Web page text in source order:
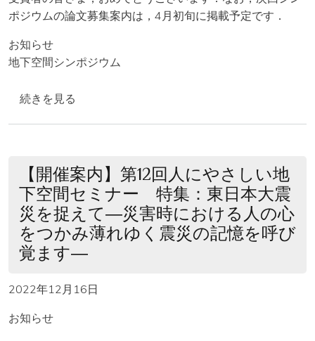
ポジウムの論文募集案内は，4月初旬に掲載予定です．
お知らせ
地下空間シンポジウム
【表彰】第28回地下空間シンポジウム論文表彰者 の
続きを見る
【開催案内】第12回人にやさしい地
下空間セミナー 特集：東日本大震
災を捉えて―災害時における人の心
をつかみ薄れゆく震災の記憶を呼び
覚ます―
2022年12月16日
お知らせ